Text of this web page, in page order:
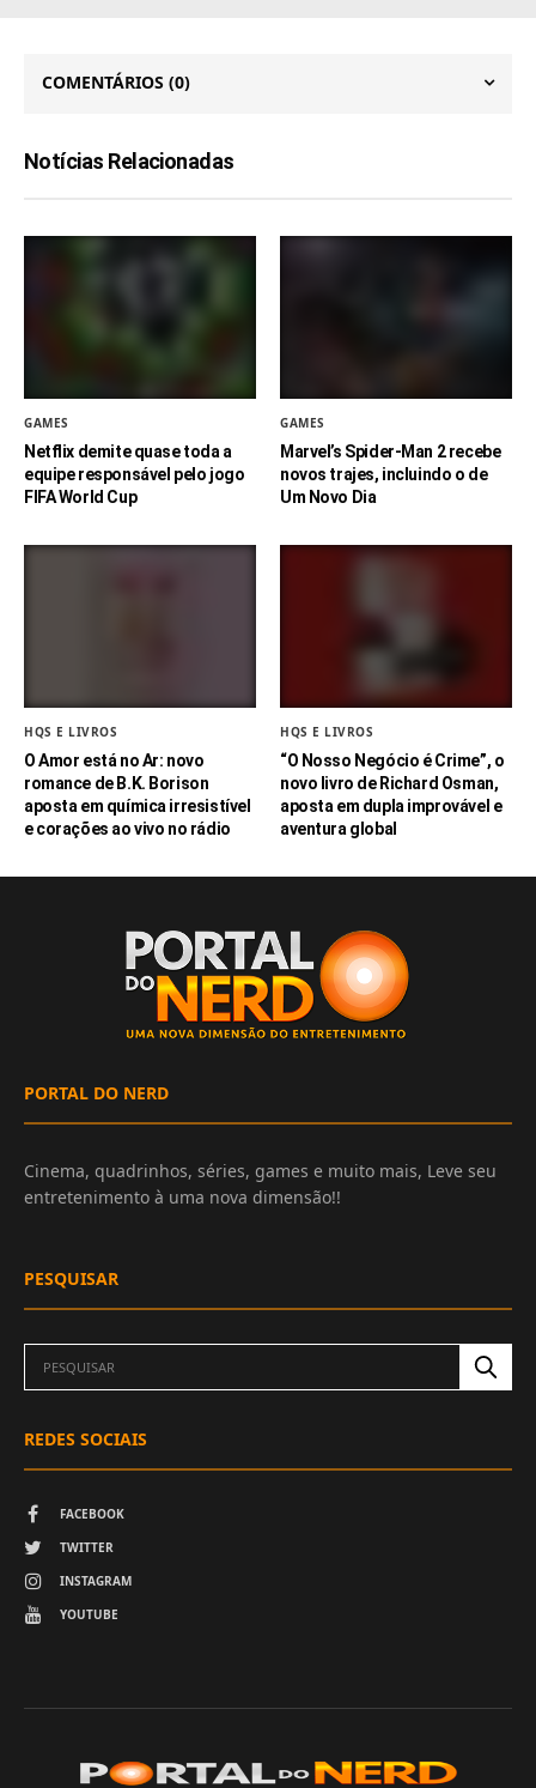
COMENTÁRIOS (0)
Notícias Relacionadas
GAMES
Netflix demite quase toda a
equipe responsável pelo jogo
FIFA World Cup
GAMES
Marvel’s Spider-Man 2 recebe
novos trajes, incluindo o de
Um Novo Dia
HQS E LIVROS
O Amor está no Ar: novo
romance de B.K. Borison
aposta em química irresistível
e corações ao vivo no rádio
HQS E LIVROS
“O Nosso Negócio é Crime”, o
novo livro de Richard Osman,
aposta em dupla improvável e
aventura global
PORTAL DO NERD
Cinema, quadrinhos, séries, games e muito mais, Leve seu
entretenimento à uma nova dimensão!!
PESQUISAR
REDES SOCIAIS
FACEBOOK
TWITTER
INSTAGRAM
YOUTUBE